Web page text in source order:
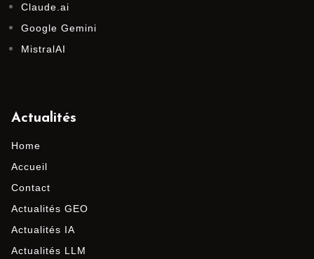
Claude.ai
Google Gemini
MistralAI
Actualités
Home
Accueil
Contact
Actualités GEO
Actualités IA
Actualités LLM